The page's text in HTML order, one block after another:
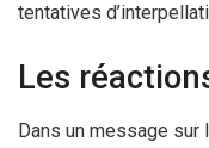
tentatives
Les
Dans un message